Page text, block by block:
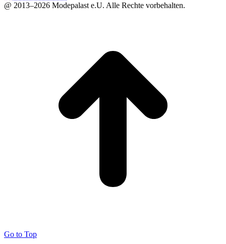
@ 2013–2026 Modepalast e.U. Alle Rechte vorbehalten.
Go to Top